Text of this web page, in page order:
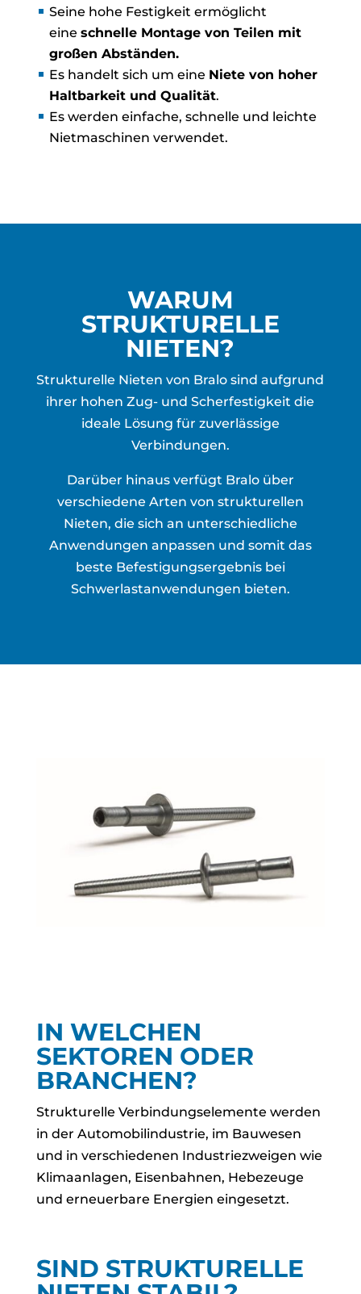
Seine hohe Festigkeit ermöglicht
eine schnelle Montage von Teilen mit
großen Abständen.
Es handelt sich um eine Niete von hoher
Haltbarkeit und Qualität.
Es werden einfache, schnelle und leichte
Nietmaschinen verwendet.
WARUM
STRUKTURELLE
NIETEN?
Strukturelle Nieten von Bralo sind aufgrund
ihrer hohen Zug- und Scherfestigkeit die
ideale Lösung für zuverlässige
Verbindungen.
Darüber hinaus verfügt Bralo über
verschiedene Arten von strukturellen
Nieten, die sich an unterschiedliche
Anwendungen anpassen und somit das
beste Befestigungsergebnis bei
Schwerlastanwendungen bieten.
IN WELCHEN
SEKTOREN ODER
BRANCHEN?
Strukturelle Verbindungselemente werden
in der Automobilindustrie, im Bauwesen
und in verschiedenen Industriezweigen wie
Klimaanlagen, Eisenbahnen, Hebezeuge
und erneuerbare Energien eingesetzt.
SIND STRUKTURELLE